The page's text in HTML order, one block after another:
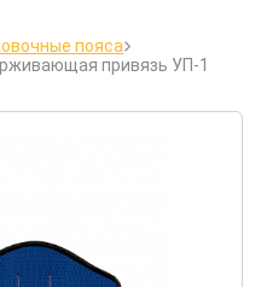
пояса
привязь УП-1